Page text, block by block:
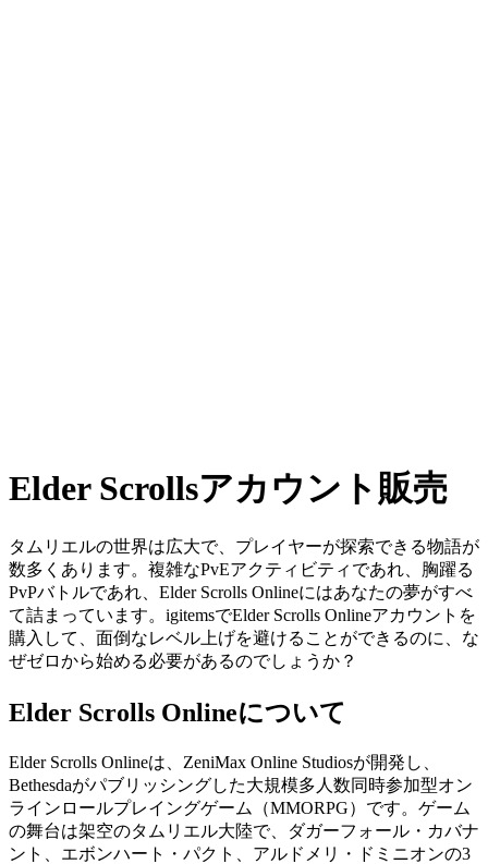
Elder Scrollsアカウント販売
タムリエルの世界は広大で、プレイヤーが探索できる物語が
数多くあります。複雑なPvEアクティビティであれ、胸躍る
PvPバトルであれ、Elder Scrolls Onlineにはあなたの夢がすべ
て詰まっています。igitemsでElder Scrolls Onlineアカウントを
購入して、面倒なレベル上げを避けることができるのに、な
ぜゼロから始める必要があるのでしょうか？
Elder Scrolls Onlineについて
Elder Scrolls Onlineは、ZeniMax Online Studiosが開発し、
Bethesdaがパブリッシングした大規模多人数同時参加型オン
ラインロールプレイングゲーム（MMORPG）です。ゲーム
の舞台は架空のタムリエル大陸で、ダガーフォール・カバナ
ント、エボンハート・パクト、アルドメリ・ドミニオンの3